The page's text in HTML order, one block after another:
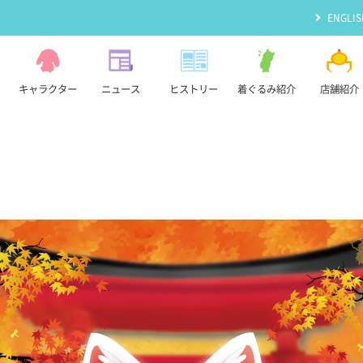
キャラクター ニュース ヒストリー 着ぐるみ紹介 店舗紹介